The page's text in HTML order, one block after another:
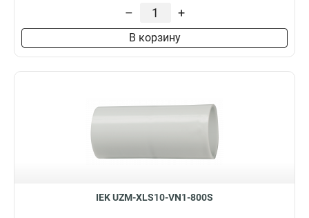
– +
В корзину
IEK UZM-XLS10-VN1-800S